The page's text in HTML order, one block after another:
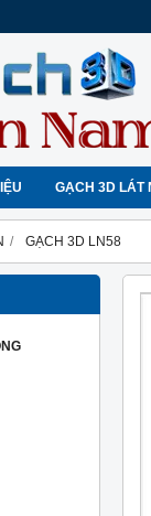
GẠCH 3D LÁT
GẠCH 3D LN58